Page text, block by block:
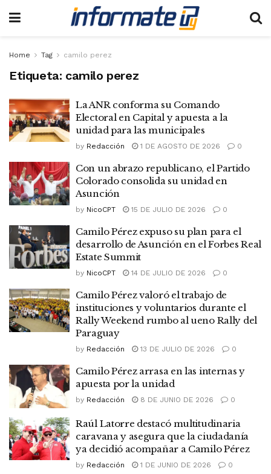
Home Tag camilo perez
Etiqueta: camilo perez
La ANR conforma su Comando
Electoral en Capital y apuesta a la
unidad para las municipales
by Redacción 1 DE AGOSTO DE 2026 0
Con un abrazo republicano, el Partido
Colorado consolida su unidad en
Asunción
by NicoCPT 15 DE JULIO DE 2026 0
Camilo Pérez expuso su plan para el
desarrollo de Asunción en el Forbes Real
Estate Summit
by NicoCPT 14 DE JULIO DE 2026 0
Camilo Pérez valoró el trabajo de
instituciones y voluntarios durante el
Rally Weekend rumbo al ueno Rally del
Paraguay
by Redacción 13 DE JULIO DE 2026 0
Camilo Pérez arrasa en las internas y
apuesta por la unidad
by Redacción 8 DE JUNIO DE 2026 0
Raúl Latorre destacó multitudinaria
caravana y asegura que la ciudadanía
ya decidió acompañar a Camilo Pérez
by Redacción 1 DE JUNIO DE 2026 0